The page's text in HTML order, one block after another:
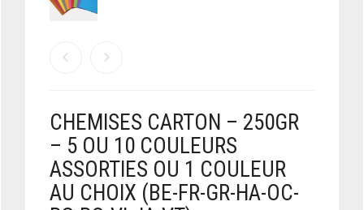
CHEMISES CARTON – 250GR
– 5 OU 10 COULEURS
ASSORTIES OU 1 COULEUR
AU CHOIX (BE-FR-GR-HA-OC-